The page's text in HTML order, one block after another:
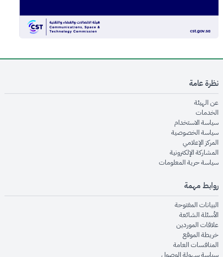
نظرة عامة
عن الهيئةopens in new window
الخدماتopens in new window
سياسة الاستخدام
سياسة الخصوصيةopens in new window
المركز الإعلاميopens in new window
المشاركة الإلكترونيةopens in new window
سياسة حرية المعلوماتopens in new window
روابط مهمة
البيانات المفتوحةopens in new window
الأسئلة الشائعةopens in new window
علاقات الموردينopens in new window
خريطة الموقعopens in new window
المنافسات العامةopens in new window
سياسة سهولة الوصولopens in new window